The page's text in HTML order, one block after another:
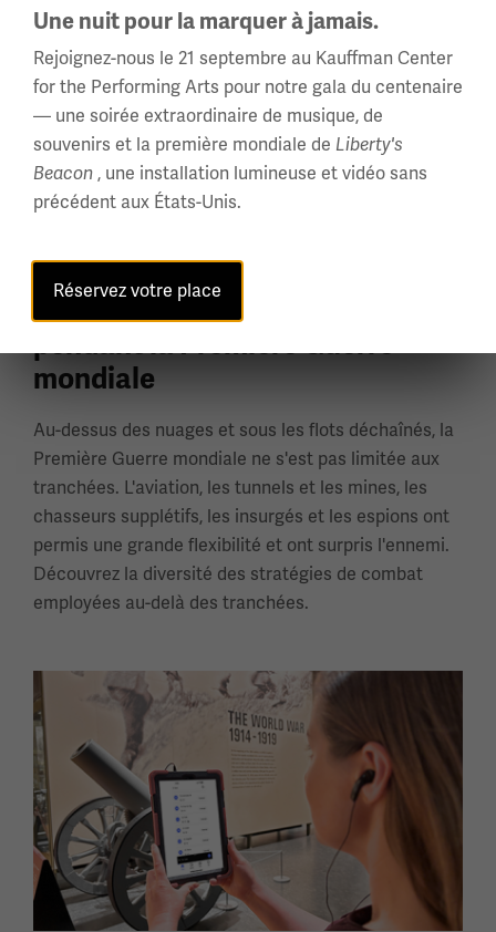
<SPAN CLASS="”NOTRANSLATE”"></SPAN>22
OCTOBRE, 2018<SPAN CLASS="”NOTRANSLATE”">
</SPAN>
tranchées : Approches
indirectes et guerre irrégulière
pendant la Première Guerre
mondiale
Au-dessus des nuages ​​et sous les flots déchaînés, la
Première Guerre mondiale ne s'est pas limitée aux
tranchées. L'aviation, les tunnels et les mines, les
chasseurs supplétifs, les insurgés et les espions ont
permis une grande flexibilité et ont surpris l'ennemi.
Découvrez la diversité des stratégies de combat
employées au-delà des tranchées.
Une nuit pour la marquer à jamais.
Rejoignez-nous le 21 septembre au Kauffman Center
for the Performing Arts pour notre gala du centenaire
— une soirée extraordinaire de musique, de
souvenirs et la première mondiale de Liberty's
Beacon , une installation lumineuse et vidéo sans
précédent aux États-Unis.
Réservez votre place